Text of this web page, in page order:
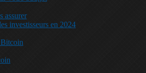
assurer
investisseurs en 2024
Bitcoin